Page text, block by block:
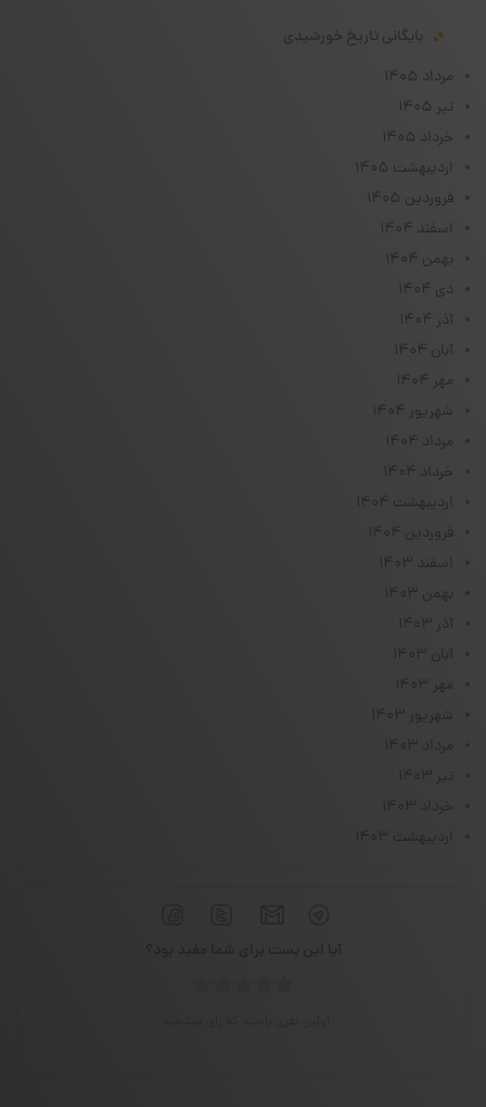
بایگانی تاریخ خورشیدی
مرداد ۱۴۰۵
تیر ۱۴۰۵
خرداد ۱۴۰۵
اردیبهشت ۱۴۰۵
فروردین ۱۴۰۵
اسفند ۱۴۰۴
بهمن ۱۴۰۴
دی ۱۴۰۴
آذر ۱۴۰۴
آبان ۱۴۰۴
مهر ۱۴۰۴
شهریور ۱۴۰۴
مرداد ۱۴۰۴
خرداد ۱۴۰۴
اردیبهشت ۱۴۰۴
فروردین ۱۴۰۴
اسفند ۱۴۰۳
بهمن ۱۴۰۳
آذر ۱۴۰۳
آبان ۱۴۰۳
مهر ۱۴۰۳
شهریور ۱۴۰۳
مرداد ۱۴۰۳
تیر ۱۴۰۳
خرداد ۱۴۰۳
اردیبهشت ۱۴۰۳